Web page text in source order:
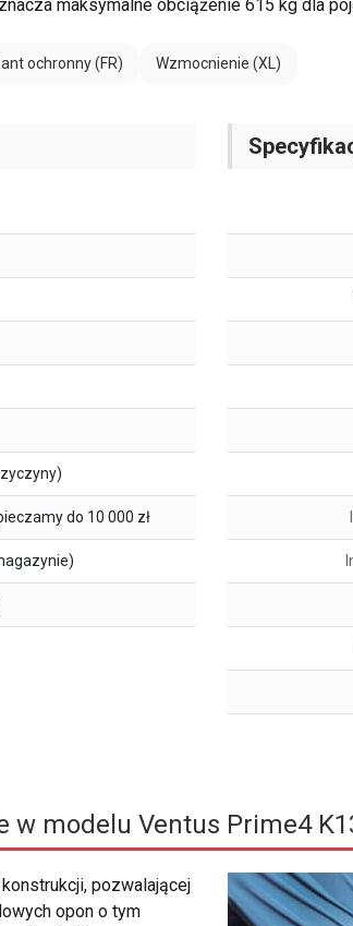
maksymalne obciążenie 615 kg dla
ochronny (FR) Wzmocnienie (XL)
do 10 000 zł
w modelu Ventus Prime4
pozwalającej
opon o tym